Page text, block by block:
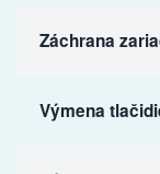
Záchrana
Výmena